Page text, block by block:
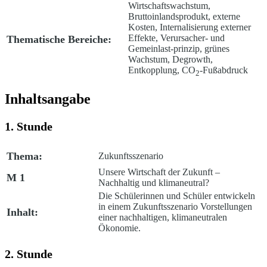
Thematische Bereiche:
Wirtschaftswachstum,
Bruttoinlandsprodukt, externe
Kosten, Internalisierung externer
Effekte, Verursacher- und
Gemeinlast-prinzip, grünes
Wachstum, Degrowth,
Entkopplung, CO2-Fußabdruck
Inhaltsangabe
1. Stunde
Thema: Zukunftsszenario
M 1
Unsere Wirtschaft der Zukunft –
Nachhaltig und klimaneutral?
Inhalt:
Die Schülerinnen und Schüler entwickeln
in einem Zukunftsszenario Vorstellungen
einer nachhaltigen, klimaneutralen
Ökonomie.
2. Stunde